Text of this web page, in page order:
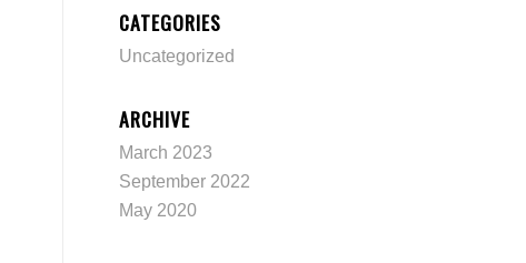
CATEGORIES
Uncategorized
ARCHIVE
March 2023
September 2022
May 2020